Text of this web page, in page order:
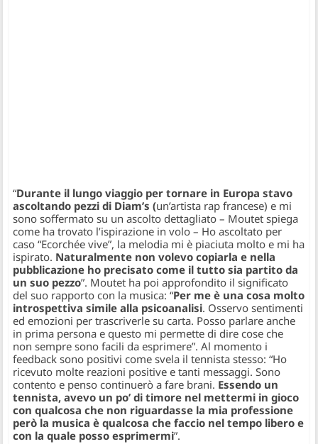
“Durante il lungo viaggio per tornare in Europa stavo
ascoltando pezzi di Diam’s (un’artista rap francese) e mi
sono soffermato su un ascolto dettagliato – Moutet spiega
come ha trovato l’ispirazione in volo – Ho ascoltato per
caso “Ecorchée vive”, la melodia mi è piaciuta molto e mi ha
ispirato. Naturalmente non volevo copiarla e nella
pubblicazione ho precisato come il tutto sia partito da
un suo pezzo”. Moutet ha poi approfondito il significato
del suo rapporto con la musica:“Per me è una cosa molto
introspettiva simile alla psicoanalisi. Osservo sentimenti
ed emozioni per trascriverle su carta. Posso parlare anche
in prima persona e questo mi permette di dire cose che
non sempre sono facili da esprimere”. Al momento i
feedback sono positivi come svela il tennista stesso:“Ho
ricevuto molte reazioni positive e tanti messaggi. Sono
contento e penso continuerò a fare brani. Essendo un
tennista, avevo un po’ di timore nel mettermi in gioco
con qualcosa che non riguardasse la mia professione
però la musica è qualcosa che faccio nel tempo libero e
con la quale posso esprimermi”.